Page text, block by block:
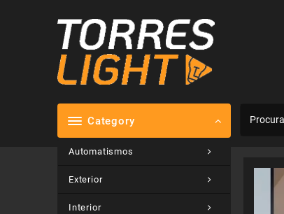
Category
Automatismos
Exterior
Interior